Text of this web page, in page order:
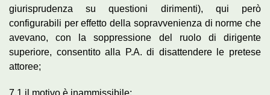
giurisprudenza su questioni dirimenti), qui però
configurabili per effetto della sopravvenienza di norme che
avevano, con la soppressione del ruolo di dirigente
superiore, consentito alla P.A. di disattendere le pretese
attoree;
7.1 il motivo è inammissibile;